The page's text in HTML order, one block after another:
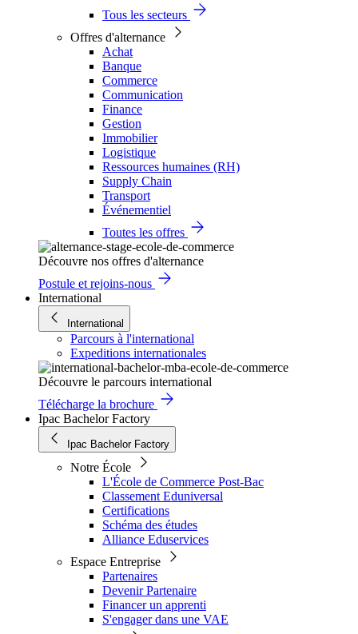
Tous les secteurs
Offres d'alternance
Achat
Banque
Commerce
Communication
Finance
Gestion
Immobilier
Logistique
Ressources humaines (RH)
Supply Chain
Transport
Événementiel
Toutes les offres
Découvre nos offres d'alternance
Postule et rejoins-nous
International
International
Parcours à l'international
Expeditions internationales
Découvre le parcours international
Télécharge la brochure
Ipac Bachelor Factory
Ipac Bachelor Factory
Notre École
L'École de Commerce Post-Bac
Classement Eduniversal
Certifications
Schéma des études
Alliance Eduservices
Espace Entreprise
Partenaires
Devenir Partenaire
Financer un apprenti
S'engager dans une VAE